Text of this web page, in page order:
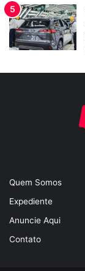
Quem Somos
Expediente
Anuncie Aqui
Contato